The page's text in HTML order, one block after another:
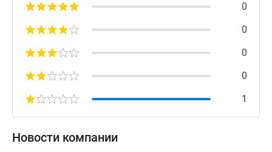
0
0
0
0
1
Новости компании